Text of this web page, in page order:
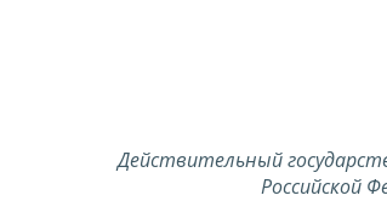
Действительный
Российской